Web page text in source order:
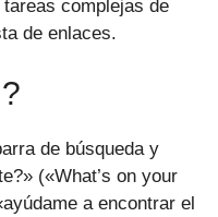
complejas de
de enlaces.
de búsqueda y
(«What’s on your
a encontrar el